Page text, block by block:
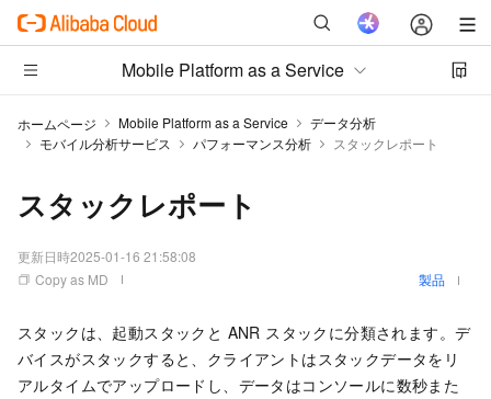
Mobile Platform as a Service
ホームページ Mobile Platform as a Service
データ分析
モバイル分析サービス
パフォーマンス分析 スタックレポート
スタックレポート
更新日時2025-01-16 21:58:08
Copy as MD
製品
スタックは、起動スタックと ANR スタックに分類されます。デ
バイスがスタックすると、クライアントはスタックデータをリ
アルタイムでアップロードし、データはコンソールに数秒また